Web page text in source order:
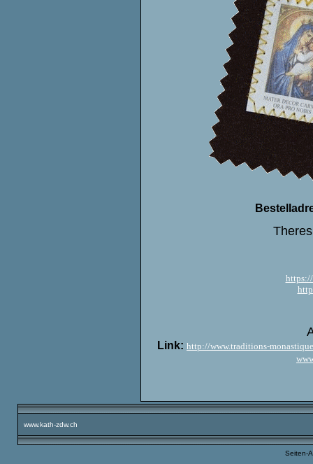
Link: http://www.traditions-
www.kath-zdw.ch
Seiten-